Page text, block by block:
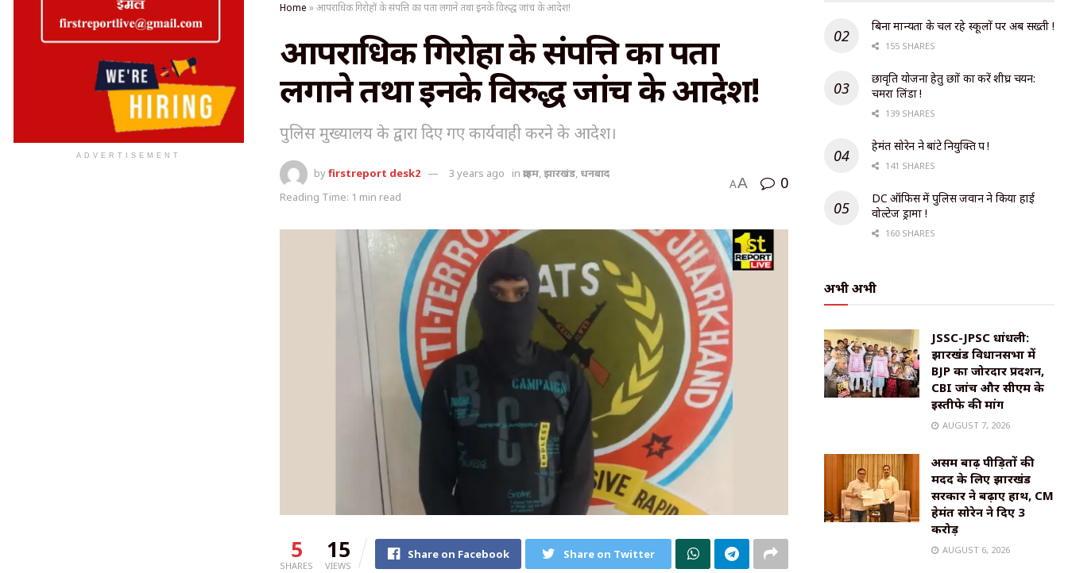
Home »आपराधिक गिरोहों के संपत्ति का पता लगाने तथा इनके विरुद्ध जांच के आदेश!
आपराधिक गिरोहों के संपत्ति का पता
लगाने तथा इनके विरुद्ध जांच के आदेश!
पुलिस मुख्यालय के द्वारा दिए गए कार्यवाही करने के आदेश।
byfirstreport desk2 3 years ago in क्राइम,झारखंड, धनबाद
Reading Time: 1 min read
AA 0
5
SHARES
15
VIEWS
Share on Facebook Share on Twitter
ADVERTISEMENT
बिना मान्यता के चल रहे स्कूलों पर अब सख्ती !
155 SHARES
छात्रवृति योजना हेतु छात्रों का करें शीघ्र चयन:
चमरा लिंडा !
139 SHARES
हेमंत सोरेन ने बांटे नियुक्ति पत्र !
141 SHARES
DC ऑफिस में पुलिस जवान ने किया हाई
वोल्टेज ड्रामा !
160 SHARES
अभी अभी
JSSC-JPSC धांधली:
झारखंड विधानसभा में
BJP का जोरदार प्रदर्शन,
CBI जांच और सीएम के
इस्तीफे की मांग
AUGUST 7, 2026
असम बाढ़ पीड़ितों की
मदद के लिए झारखंड
सरकार ने बढ़ाए हाथ, CM
हेमंत सोरेन ने दिए ₹3
करोड़
AUGUST 6, 2026